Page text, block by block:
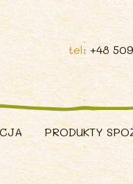
tel: +48
PRODUKTY